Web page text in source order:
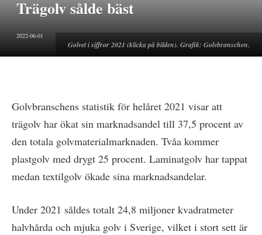
Golvet i siffror 2021 (klicka på bilden). Grafik: Golvbranschen.
Trägolv sålde bäst
2022-06-01
Golvbranschens statistik för helåret 2021 visar att
trägolv har ökat sin marknadsandel till 37,5 procent av
den totala golvmaterialmarknaden. Tvåa kommer
plastgolv med drygt 25 procent. Laminatgolv har tappat
medan textilgolv ökade sina marknadsandelar.
Under 2021 såldes totalt 24,8 miljoner kvadratmeter
halvhårda och mjuka golv i Sverige, vilket i stort sett är